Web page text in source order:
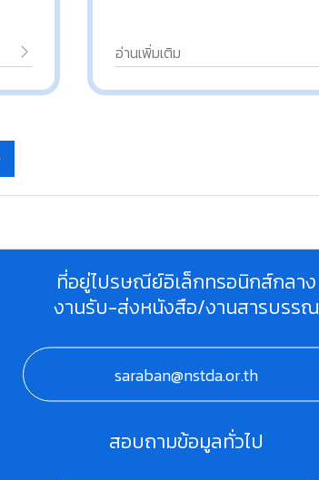
อ่านเพิ่มเติม
ที่อยู่ไปรษณีย์อิเล็กทรอนิกส์กลาง
งานรับ-ส่งหนังสือ/งานสารบรรณ
saraban@nstda.or.th
สอบถามข้อมูลทั่วไป